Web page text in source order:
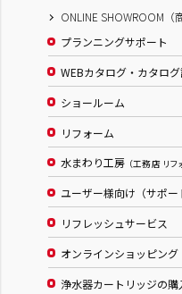
ONLINE SHOWROOM（
プランニングサポート
WEBカタログ・カタロ
ショールーム
リフォーム
水まわり工房 （工務店 リ
ユーザー様向け（サポー
リフレッシュサービス
オンラインショッピング
浄水器カートリッジの購